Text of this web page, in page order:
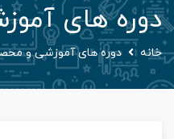
دوره های
خانه دوره های آموزشی و